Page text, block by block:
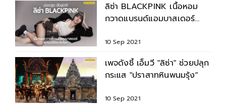
ลิซ่า BLACKPINK เนื้อหอม
กวาดแบรนด์แอมบาสเดอร์
10 Sep 2021
เพจดังชี้ เอ็มวี "ลิซ่า" ช่วยปลุก
กระแส "ปราสาทหินพนมรุ้ง"
10 Sep 2021